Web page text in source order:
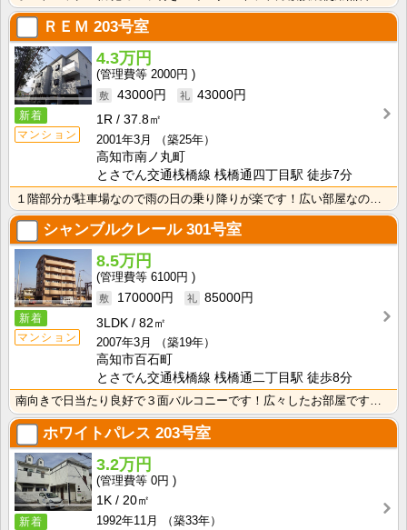
ＲＥＭ 203号室
新着
マンション
4.3万円
2000円
43000円
43000円
1R
37.8㎡
2001年3月
（築25年）
高知市南ノ丸町
とさでん交通桟橋線 桟橋通四丁目駅 徒歩7分
シャンブルクレール301号室
新着
マンション
8.5万円
6100円
170000円
85000円
3LDK
82㎡
2007年3月
（築19年）
高知市百石町
とさでん交通桟橋線 桟橋通二丁目駅 徒歩8分
南向きで日当たり良好で３面バルコニーです！広々したお部屋ですよ！エレベーター付きなので、沢山お買いも･･･
ホワイトパレス 203号室
新着
3.2万円
0円
1K
20㎡
1992年11月
（築33年）